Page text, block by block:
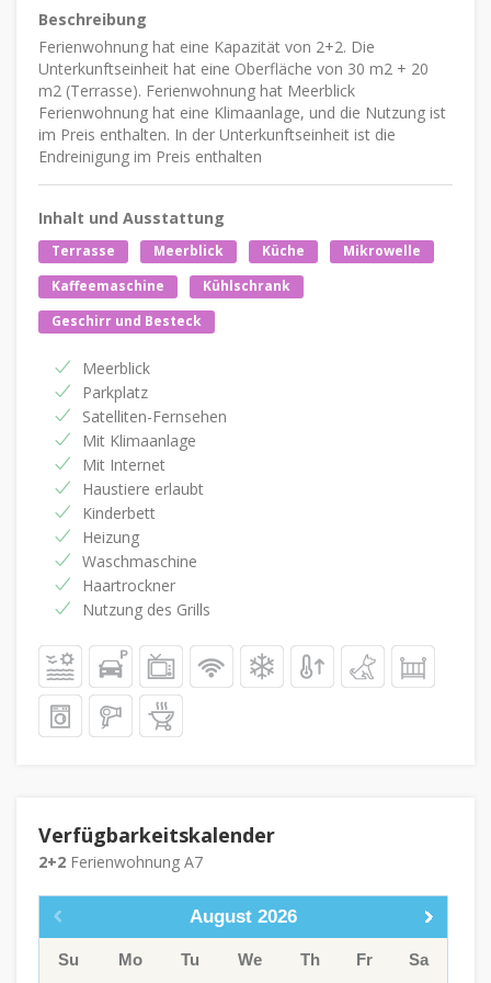
Beschreibung
Ferienwohnung hat eine Kapazität von 2+2. Die
Unterkunftseinheit hat eine Oberfläche von 30 m2 + 20
m2 (Terrasse). Ferienwohnung hat Meerblick
Ferienwohnung hat eine Klimaanlage, und die Nutzung ist
im Preis enthalten. In der Unterkunftseinheit ist die
Endreinigung im Preis enthalten
Inhalt und Ausstattung
Terrasse Meerblick Küche
Mikrowelle
Kaffeemaschine
Kühlschrank
Geschirr und Besteck
Meerblick
Parkplatz
Satelliten-Fernsehen
Mit Klimaanlage
Mit Internet
Haustiere erlaubt
Kinderbett
Heizung
Waschmaschine
Haartrockner
Nutzung des Grills
Verfügbarkeitskalender
2+2 Ferienwohnung A7
August 2026
Su Mo Tu We Th Fr Sa